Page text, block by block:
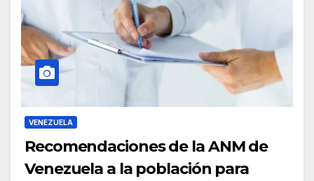
VENEZUELA
Recomendaciones de la ANM de
Venezuela a la población para